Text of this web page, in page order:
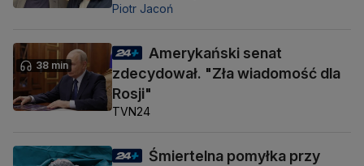
Piotr Jacoń
38 min
Amerykański senat
zdecydował. "Zła wiadomość dla
Rosji"
TVN24
Śmiertelna pomyłka przy